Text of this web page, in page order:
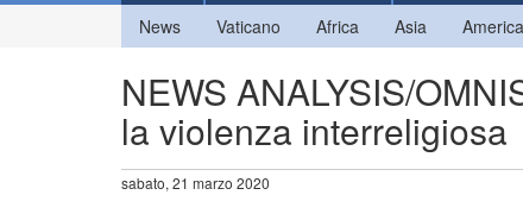
News Vaticano Africa Asia America
NEWS ANALYSIS/
la violenza interreligiosa
sabato, 21 marzo 2020